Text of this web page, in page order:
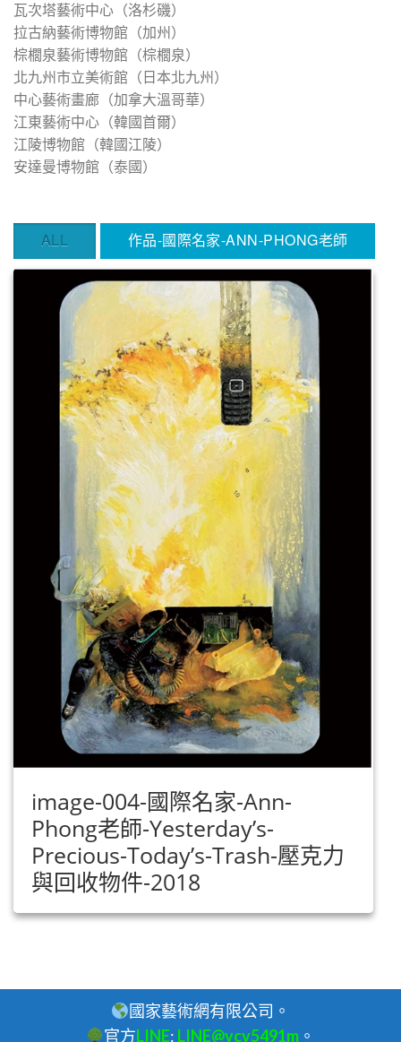
瓦次塔藝術中心（洛杉磯）
拉古納藝術博物館（加州）
棕櫚泉藝術博物館（棕櫚泉）
北九州市立美術館（日本北九州）
中心藝術畫廊（加拿大溫哥華）
江東藝術中心（韓國首爾）
江陵博物館（韓國江陵）
安達曼博物館（泰國）
ALL 作品-國際名家-ANN-PHONG老師
image-004-國際名家-Ann-
Phong老師-Yesterday’s-
Precious-Today’s-Trash-壓克力
與回收物件-2018
國家藝術網有限公司。
官方LINE: LINE@vcv5491m 。